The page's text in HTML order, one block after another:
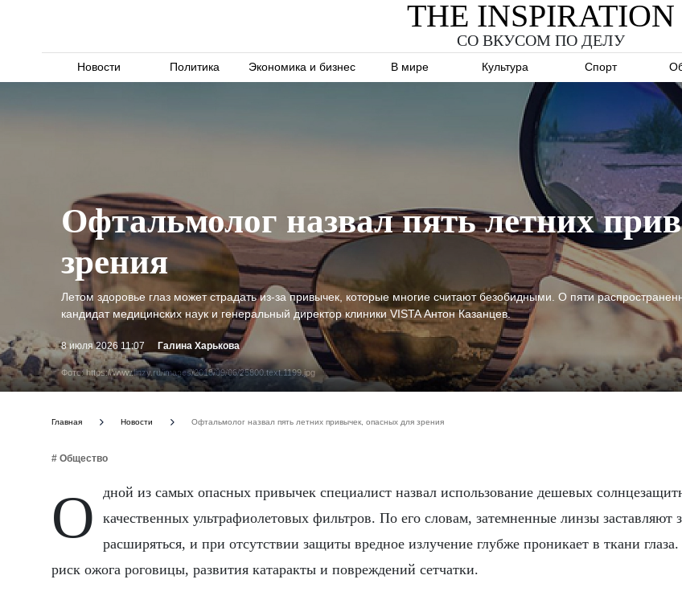
THE INSPIRATION
СО ВКУСОМ ПО ДЕЛУ
Новости Политика Экономика и бизнес В мире Культура Спорт
Фото: https://www.linzy.ru/images/2018/09/06/25800.text.1199.jpg
Офтальмолог назвал пять летних
зрения
Летом здоровье глаз может страдать из-за привычек, которые многие считают безобидными. О пяти
кандидат медицинских наук и генеральный директор клиники VISTA Антон Казанцев.
8 июля 2026 11:07 Галина Харькова
Главная Новости Офтальмолог назвал пять летних привычек, опасных для зрения
# Общество
Одной из самых опасных привычек специалист назвал использование дешевых солнцезащитных очков без
качественных ультрафиолетовых фильтров. По его словам, затемненные линзы заставляют
расширяться, и при отсутствии защиты вредное излучение глубже проникает в ткани
риск ожога роговицы, развития катаракты и повреждений сетчатки.